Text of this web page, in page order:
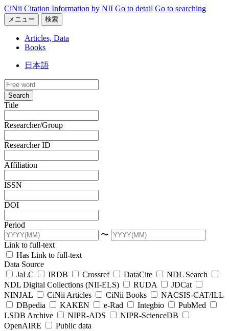
CiNii Citation Information by NII Go to detail Go to searching
メニュー 検索
Articles, Data
Books
日本語
Search
Title
Researcher/Group
Researcher ID
Affiliation
ISSN
DOI
Period
〜
Link to full-text
Has Link to full-text
Data Source
JaLC
IRDB Crossref DataCite
NDL Search
NDL Digital Collections (NII-ELS)
RUDA
JDCat
NINJAL
CiNii Articles CiNii Books
NACSIS-CAT/ILL
DBpedia
KAKEN e-Rad Integbio
PubMed
LSDB Archive
NIPR-ADS
NIPR-ScienceDB
OpenAIRE
Public data